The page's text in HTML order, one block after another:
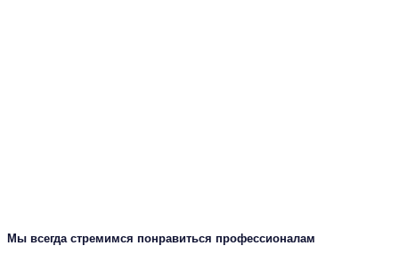
Мы всегда стремимся понравиться профессионалам